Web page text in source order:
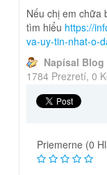
Nếu chị em chữa
tìm hiểu https://
va-uy-tin-nhat-o-
Napísal
1784 Prezretí, 0
Priemerne (0